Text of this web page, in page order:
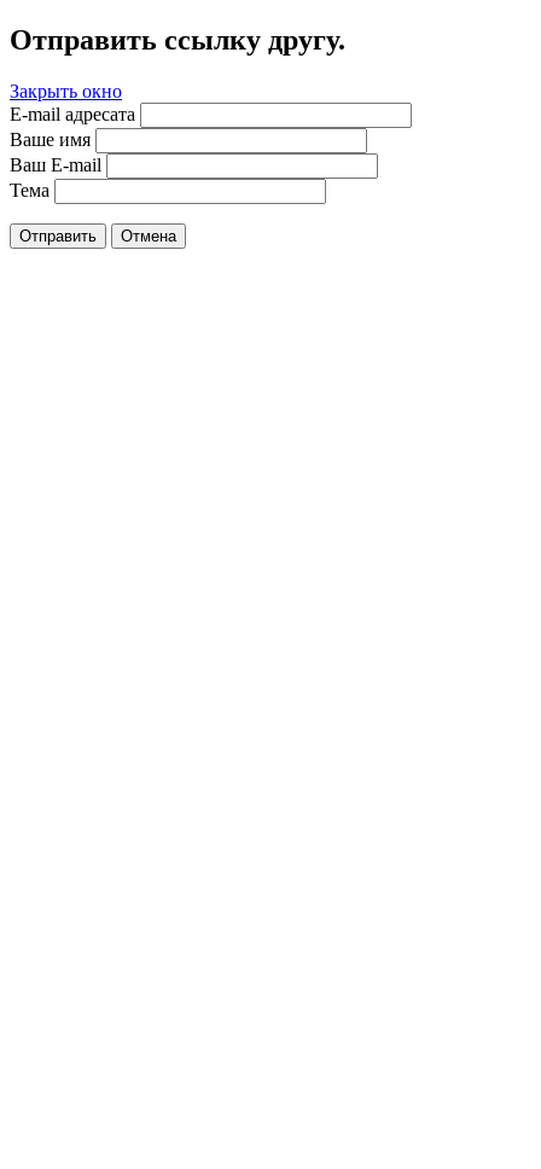
Отправить ссылку другу.
Закрыть окно
E-mail адресата
Ваше имя
Ваш E-mail
Тема
Отправить Отмена